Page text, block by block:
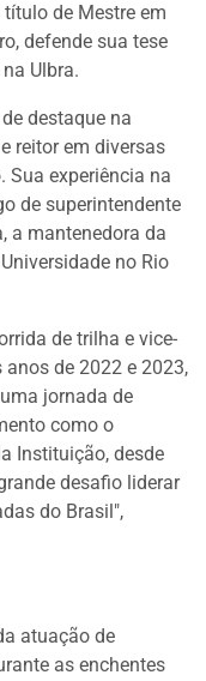
de Mestre em
defende sua tese
Ulbra.
destaque na
reitor em diversas
Sua experiência na
de superintendente
a mantenedora da
no Rio
de trilha e vice-
de 2022 e 2023,
jornada de
como o
Instituição, desde
desafio liderar
do Brasil",
atuação de
as enchentes